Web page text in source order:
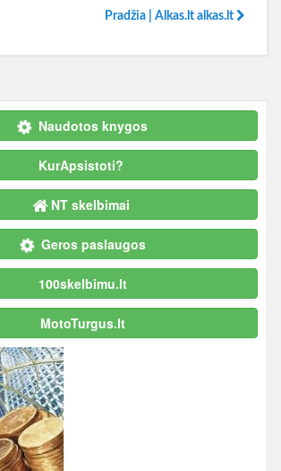
Pradžia | Alkas.lt alkas.lt
Naudotos knygos
KurApsistoti?
NT skelbimai
Geros paslaugos
100skelbimu.lt
MotoTurgus.lt